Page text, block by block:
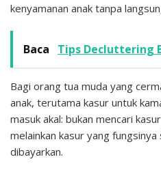
kenyamanan anak tanpa
Baca Tips Decluttering
Bagi orang tua muda yang
anak, terutama kasur untuk
masuk akal: bukan mencari
melainkan kasur yang
dibayarkan.